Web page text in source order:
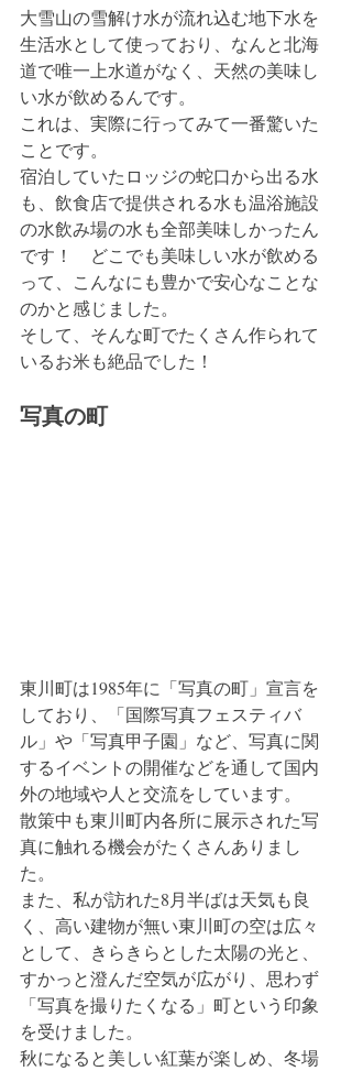
大雪山の雪解け水が流れ込む地下水を
生活水として使っており、なんと北海
道で唯一上水道がなく、天然の美味し
い水が飲めるんです。
これは、実際に行ってみて一番驚いた
ことです。
宿泊していたロッジの蛇口から出る水
も、飲食店で提供される水も温浴施設
の水飲み場の水も全部美味しかったん
です！　どこでも美味しい水が飲める
って、こんなにも豊かで安心なことな
のかと感じました。
そして、そんな町でたくさん作られて
いるお米も絶品でした！
写真の町
東川町は1985年に「写真の町」宣言を
しており、「国際写真フェスティバ
ル」や「写真甲子園」など、写真に関
するイベントの開催などを通して国内
外の地域や人と交流をしています。
散策中も東川町内各所に展示された写
真に触れる機会がたくさんありまし
た。
また、私が訪れた8月半ばは天気も良
く、高い建物が無い東川町の空は広々
として、きらきらとした太陽の光と、
すかっと澄んだ空気が広がり、思わず
「写真を撮りたくなる」町という印象
を受けました。
秋になると美しい紅葉が楽しめ、冬場